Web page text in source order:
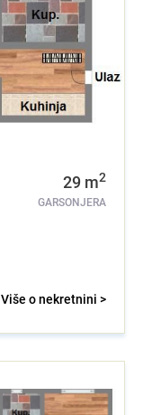
29 m2
GARSONJERA
Više o nekretnini >